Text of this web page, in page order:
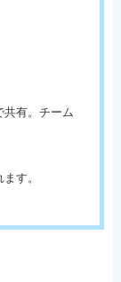
共有。チーム
す。